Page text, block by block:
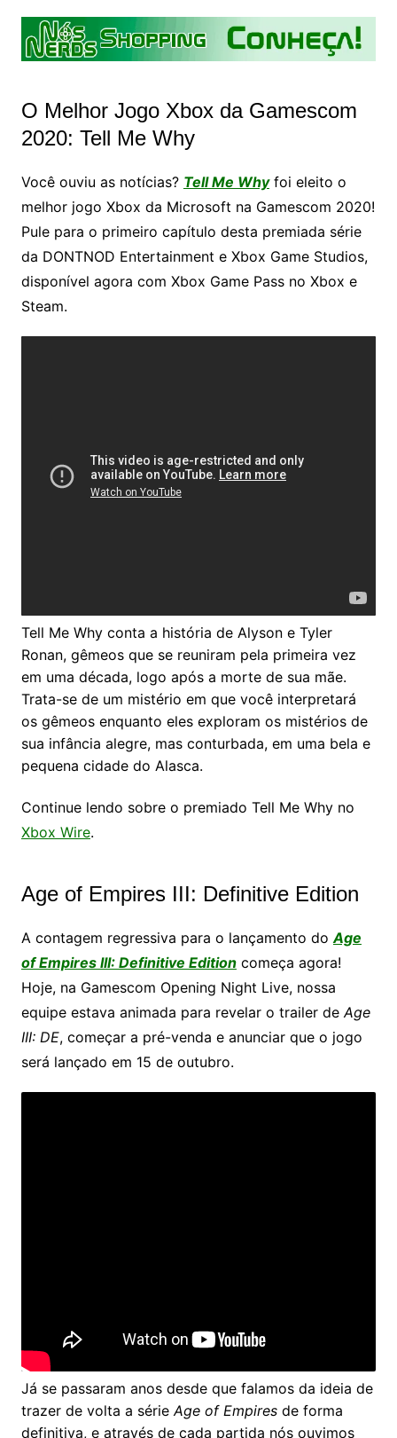
O Melhor Jogo Xbox da Gamescom
2020: Tell Me Why
Você ouviu as notícias? Tell Me Whyfoi eleito o
melhor jogo Xbox da Microsoft na Gamescom 2020!
Pule para o primeiro capítulo desta premiada série
da DONTNOD Entertainment e Xbox Game Studios,
disponível agora com Xbox Game Pass no Xbox e
Steam.
Tell Me Why conta a história de Alyson e Tyler
Ronan, gêmeos que se reuniram pela primeira vez
em uma década, logo após a morte de sua mãe.
Trata-se de um mistério em que você interpretará
os gêmeos enquanto eles exploram os mistérios de
sua infância alegre, mas conturbada, em uma bela e
pequena cidade do Alasca.
Continue lendo sobre o premiado Tell Me Why no
Xbox Wire.
Age of Empires III: Definitive Edition
A contagem regressiva para o lançamento do Age
of Empires III: Definitive Editioncomeça agora!
Hoje, na Gamescom Opening Night Live, nossa
equipe estava animada para revelar o trailer de Age
III: DE, começar a pré-venda e anunciar que o jogo
será lançado em 15 de outubro.
Já se passaram anos desde que falamos da ideia de
trazer de volta a série Age of Empiresde forma
definitiva, e através de cada partida nós ouvimos